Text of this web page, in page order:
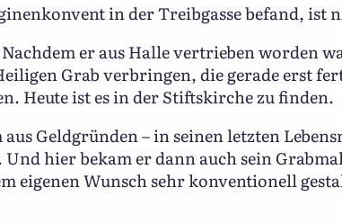
in der Treibgasse befand, ist
er aus Halle vertrieben worden
Grab verbringen, die gerade erst
Heute ist es in der Stiftskirche zu finden.
Geldgründen – in seinen letzten
hier bekam er dann auch sein
eigenen Wunsch sehr konventionell